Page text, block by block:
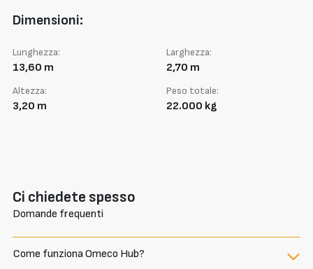
Dimensioni:
Lunghezza:
13,60 m
Larghezza:
2,70 m
Altezza:
3,20 m
Peso totale:
22.000 kg
Ci chiedete spesso
Domande frequenti
Come funziona Omeco Hub?